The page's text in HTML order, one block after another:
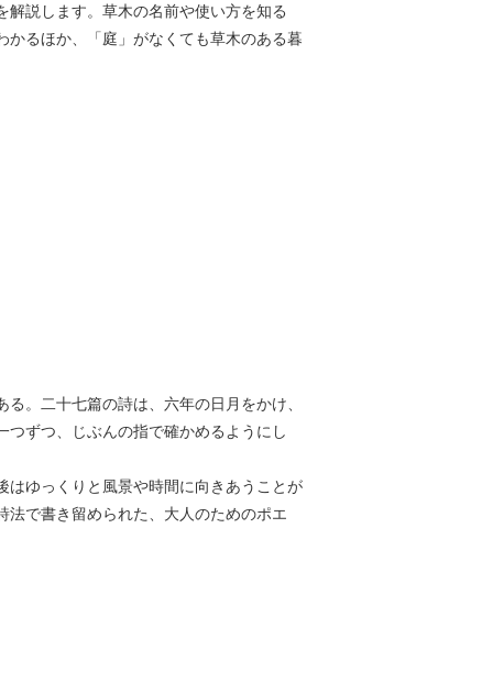
説します。草木の名前や使い方を知る
かるほか、「庭」がなくても草木のある暮
。二十七篇の詩は、六年の日月をかけ、
ずつ、じぶんの指で確かめるようにし
はゆっくりと風景や時間に向きあうことが
法で書き留められた、大人のためのポエ